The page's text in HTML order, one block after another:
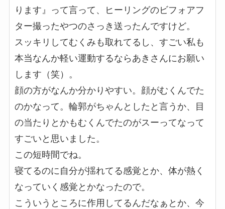
ります』って言って、ヒーリングのビフォアフ
ター撮ったやつのさっき送ったんですけど。
スッキリしてむくみも取れてるし、すごい私も
本当なんか軽い運動するならあきさんにお願い
します（笑）。
顔の方がなんか分かりやすい。顔がむくんでた
のかなって。輪郭がちゃんとしたと言うか、目
の当たりとかもむくんでたのがスーってなって
すごいと思いました。
この短時間でね。
寝てるのに自分が揺れてる感覚とか、体が熱く
なっていく感覚とかなったので。
こういうところに作用してるんだなぁとか、今